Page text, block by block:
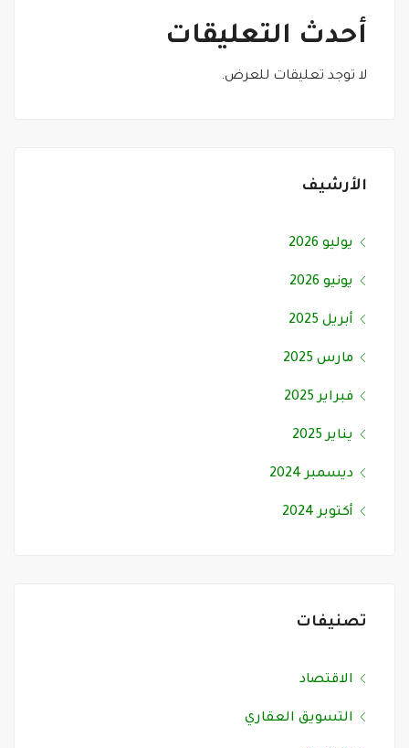
أحدث التعليقات
لا توجد تعليقات للعرض.
الأرشيف
يوليو 2026
يونيو 2026
أبريل 2025
مارس 2025
فبراير 2025
يناير 2025
ديسمبر 2024
أكتوبر 2024
تصنيفات
الاقتصاد
التسويق العقاري